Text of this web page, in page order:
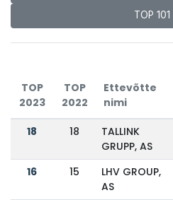
TOP 101
TOP
2023
TOP
2022
Ettevõtte
nimi
18 18
TALLINK
GRUPP, AS
16 15
LHV GROUP,
AS